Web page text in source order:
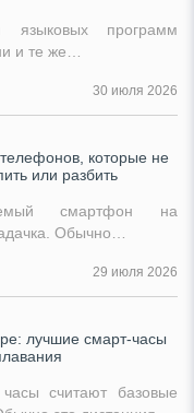
языковых программ
и те же…
30 июля 2026
которые не
или разбить
смартфон на
Обычно…
29 июля 2026
лучшие смарт-часы
считают базовые